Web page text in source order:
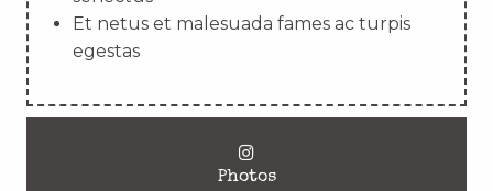
Et netus et malesuada fames ac turpis
egestas
Photos